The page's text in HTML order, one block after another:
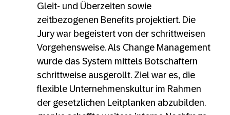
Gleit- und Überzeiten sowie
zeitbezogenen Benefits projektiert. Die
Jury war begeistert von der schrittweisen
Vorgehensweise. Als Change Management
wurde das System mittels Botschaftern
schrittweise ausgerollt. Ziel war es, die
flexible Unternehmenskultur im Rahmen
der gesetzlichen Leitplanken abzubilden.